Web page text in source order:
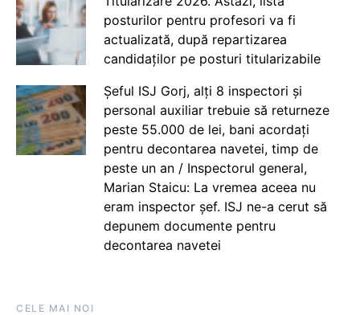
posturilor pentru profesori va fi
actualizată, după repartizarea
candidaților pe posturi titularizabile
Șeful ISJ Gorj, alți 8 inspectori și
personal auxiliar trebuie să returneze
peste 55.000 de lei, bani acordați
pentru decontarea navetei, timp de
peste un an / Inspectorul general,
Marian Staicu: La vremea aceea nu
eram inspector șef. ISJ ne-a cerut să
depunem documente pentru
decontarea navetei
CELE MAI NOI